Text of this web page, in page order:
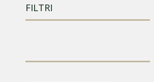
FILTRI